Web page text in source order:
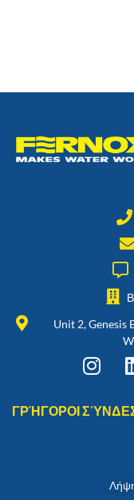
Unit 2, Genesis
ΓΡΉΓΟΡΟΙ